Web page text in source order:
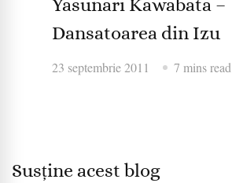
Yasunari Kawabata –
Dansatoarea din Izu
23 septembrie 2011 7 mins read
Susține acest blog